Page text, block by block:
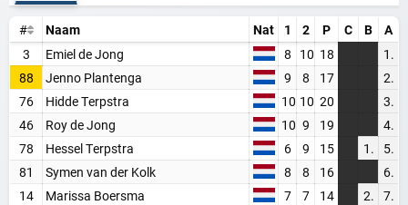
# Naam Nat 1 2 P C B
A
3
Emiel de Jong 8 10 18
1.
88
Jenno Plantenga 9 8 17
2.
76
Hidde Terpstra 10 10 20
3.
46
Roy de Jong 10 9 19
4.
78
Hessel Terpstra 6 9 15 1.
5.
81
Symen van der Kolk 8 8 16
6.
14
Marissa Boersma 7 7 14 2. 7.